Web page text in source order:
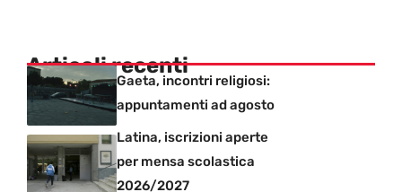
Articoli recenti
Gaeta, incontri religiosi:
appuntamenti ad agosto
Latina, iscrizioni aperte
per mensa scolastica
2026/2027